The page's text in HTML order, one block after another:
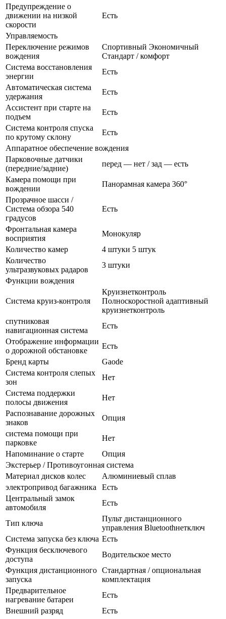
Предупреждение о
движении на низкой
скорости
Есть
Управляемость
Переключение режимов
вождения
Спортивный Экономичный
Стандарт / комфорт
Система восстановления
энергии
Есть
Автоматическая система
удержания
Есть
Ассистент при старте на
подъем
Есть
Система контроля спуска
по крутому склону
Есть
Аппаратное обеспечение вождения
Парковочные датчики
(передние/задние)
перед — нет / зад — есть
Камера помощи при
вождении
Панорамная камера 360°
Прозрачное шасси /
Система обзора 540
градусов
Есть
Фронтальная камера
восприятия
Монокуляр
Количество камер
4 штуки 5 штук
Количество
ультразвуковых радаров
3 штуки
Функции вождения
Система круиз-контроля
Круизнетконтроль
Полноскоростной адаптивный
круизнетконтроль
спутниковая
навигационная система
Есть
Отображение информации
о дорожной обстановке
Есть
Бренд карты
Gaode
Система контроля слепых
зон
Нет
Система поддержки
полосы движения
Нет
Распознавание дорожных
знаков
Опция
система помощи при
парковке
Нет
Напоминание о старте
Опция
Экстерьер / Противоугонная система
Материал дисков колес
Алюминиевый сплав
электропривод багажника
Есть
Центральный замок
автомобиля
Есть
Тип ключа
Пульт дистанционного
управления Bluetoothнетключ
Система запуска без ключа Есть
Функция бесключевого
доступа
Водительское место
Функция дистанционного
запуска
Стандартная / опциональная
комплектация
Предварительное
нагревание батареи
Есть
Внешний разряд
Есть